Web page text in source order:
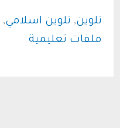
50
تلوين, تلوين اسلامي,
ملفات تعليمية